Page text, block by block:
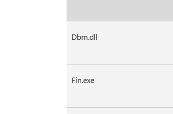
Dbm.dll
Fin.exe